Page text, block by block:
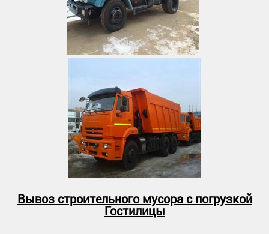
Вывоз строительного мусора с погрузкой
Гостилицы